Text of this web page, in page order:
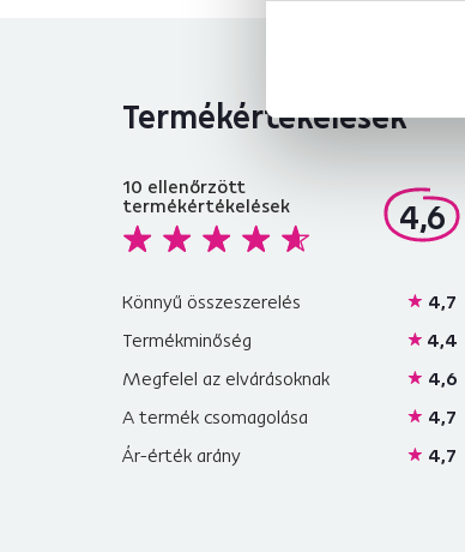
Termékértékelések
4,6
10 ellenőrzött
termékértékelések
Könnyű összeszerelés
4,7
Termékminőség
4,4
Megfelel az elvárásoknak
4,6
A termék csomagolása
4,7
Ár-érték arány
4,7